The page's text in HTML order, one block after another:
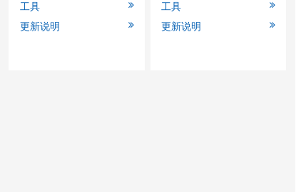
工具
更新说明
工具
更新说明